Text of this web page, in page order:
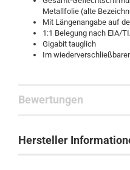
Metallfolie (alte
Mit Längenangabe auf
1:1 Belegung nach EIA/
Gigabit tauglich
Im
Bewertungen
Hersteller